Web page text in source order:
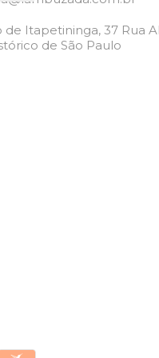
de Itapetininga, 37 Rua
de São Paulo